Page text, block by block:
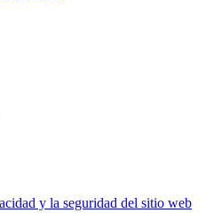
y la seguridad del sitio web